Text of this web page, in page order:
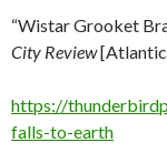
“Wistar Grooket
City Review[Atlantic
https://
falls-to-earth